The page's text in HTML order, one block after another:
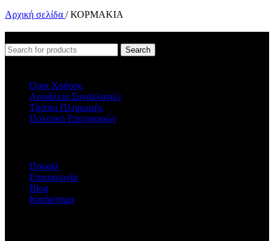
Αρχική σελίδα / ΚΟΡΜΑΚΙΑ
Search
Όροι Χρήσης
Ασφάλεια Συναλλαγών
Τρόποι Πληρωμής
Πολιτική Επιστροφών
Προφίλ
Επικοινωνία
Blog
Κατάστημα